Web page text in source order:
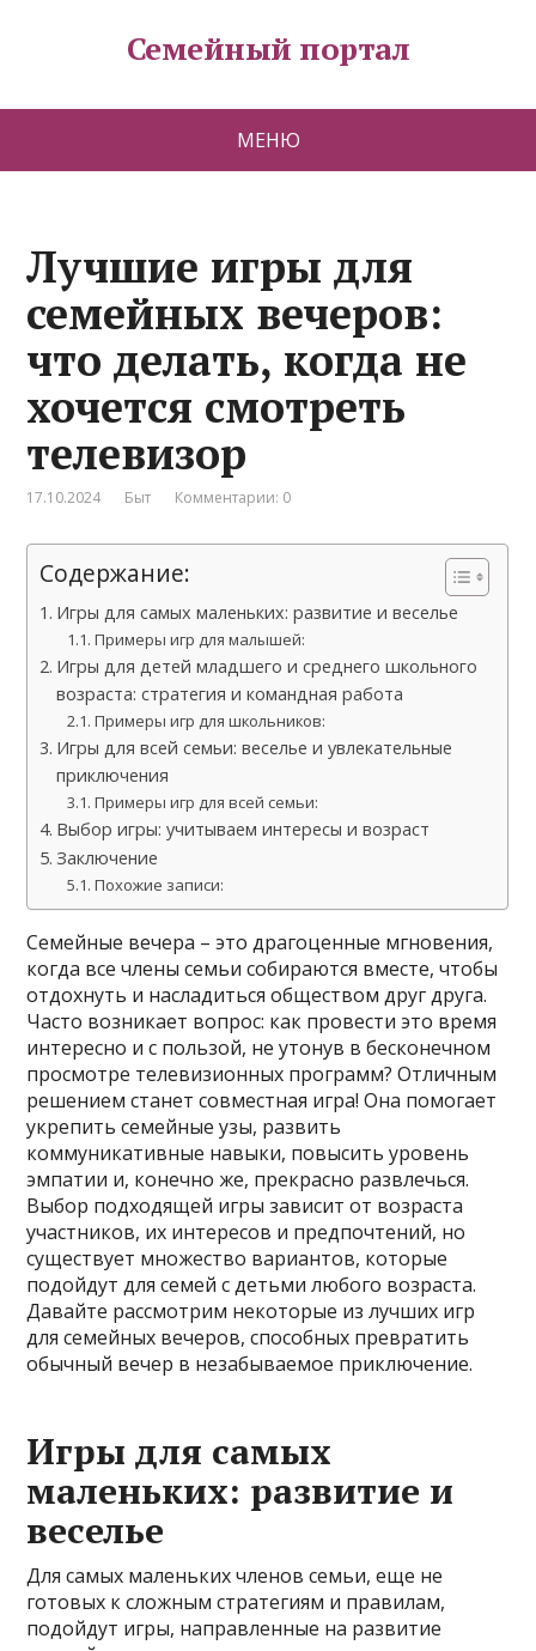
Семейный портал
МЕНЮ
Лучшие игры для
семейных вечеров:
что делать, когда не
хочется смотреть
телевизор
17.10.2024 Быт Комментарии: 0
Содержание:
Игры для самых маленьких: развитие и веселье
Примеры игр для малышей:
Игры для детей младшего и среднего школьного
возраста: стратегия и командная работа
Примеры игр для школьников:
Игры для всей семьи: веселье и увлекательные
приключения
Примеры игр для всей семьи:
Выбор игры: учитываем интересы и возраст
Заключение
Похожие записи:
Семейные вечера – это драгоценные мгновения,
когда все члены семьи собираются вместе, чтобы
отдохнуть и насладиться обществом друг друга.
Часто возникает вопрос: как провести это время
интересно и с пользой, не утонув в бесконечном
просмотре телевизионных программ? Отличным
решением станет совместная игра! Она помогает
укрепить семейные узы, развить
коммуникативные навыки, повысить уровень
эмпатии и, конечно же, прекрасно развлечься.
Выбор подходящей игры зависит от возраста
участников, их интересов и предпочтений, но
существует множество вариантов, которые
подойдут для семей с детьми любого возраста.
Давайте рассмотрим некоторые из лучших игр
для семейных вечеров, способных превратить
обычный вечер в незабываемое приключение.
Игры для самых
маленьких: развитие и
веселье
Для самых маленьких членов семьи, еще не
готовых к сложным стратегиям и правилам,
подойдут игры, направленные на развитие